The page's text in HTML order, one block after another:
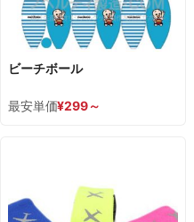
最安単価¥299～
ビーチボール